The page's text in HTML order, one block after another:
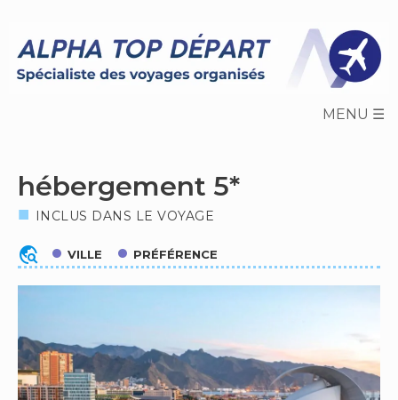
content
hébergement 5*
INCLUS DANS LE VOYAGE
travel_explore VILLE PRÉFÉRENCE